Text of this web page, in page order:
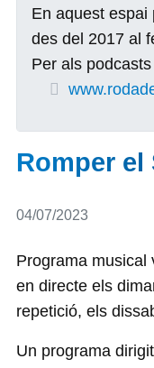
En aquest espai
des del 2017 al
Per als
Romper el
Detalls
04/07/2023
Programa musical
en directe els
repetició, els
Un programa